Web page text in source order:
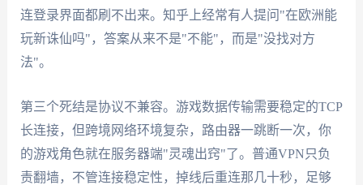
连登录界面都刷不出来。知乎上经常有人提问"在欧洲能
玩新诛仙吗"，答案从来不是"不能"，而是"没找对方
法"。
第三个死结是协议不兼容。游戏数据传输需要稳定的TCP
长连接，但跨境网络环境复杂，路由器一跳断一次，你
的游戏角色就在服务器端"灵魂出窍"了。普通VPN只负
责翻墙，不管连接稳定性，掉线后重连那几十秒，足够